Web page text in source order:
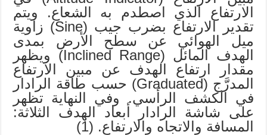
الارتفاع الذي اصطدم به الشعاع. ويتم
تقدير الارتفاع بضرب جيب (Sine) زاوية
ميل الهوائي عن سطح الأرض بمدى
الهدف المائل (Inclined Range) ويظهر
مقدار ارتفاع الهدف عن مبين الارتفاع
المدرَّج (Graduated) حسب طاقة الرادار
في الكشف الرأسي. وفي النهاية تظهر
على شاشة الرادار أبعاد الهدف الثلاثة:
المسافة والاتجاه والارتفاع. (1)